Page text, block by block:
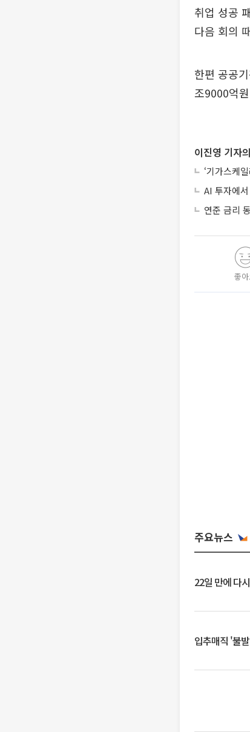
취업 성공
다음 회의
한편 공공
조9000억
이진영 기자
‘기가스케
AI 투자에
연준 금리
좋
주요뉴스
22일 만에 다
입추매직 '불